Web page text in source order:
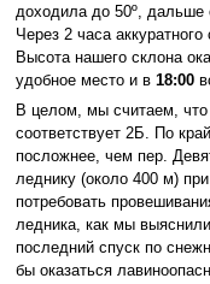
доходила до 50º, дальше
Через 2 часа
Высота нашего склона
удобное место и в 18:00
В целом, мы считаем,
соответствует 2Б. По
посложнее, чем пер.
леднику (около 400 м)
потребовать
ледника, как мы
последний спуск по
бы оказаться